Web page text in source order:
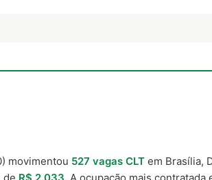
movimentou 527 vagas CLT em Brasília,